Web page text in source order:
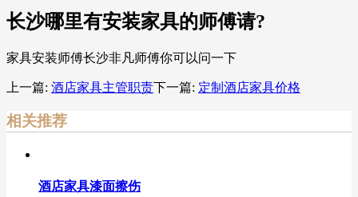
长沙哪里有安装家具的师傅请?
家具安装师傅长沙非凡师傅你可以问一下
上一篇: 酒店家具主管职责下一篇: 定制酒店家具价格
相关推荐
酒店家具漆面擦伤